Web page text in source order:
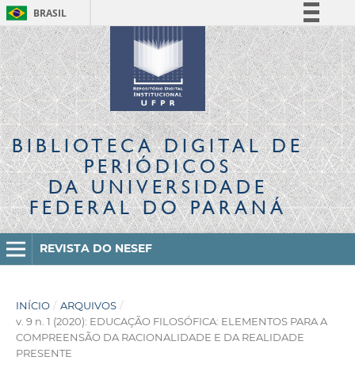
BRASIL
Simplifique!
Comunica BR
Participe
Acesso à informação
Legislação
Canais
BIBLIOTECA DIGITALDE
PERIÓDICOS
DA UNIVERSIDADE
FEDERAL DO PARANÁ
REVISTA DO NESEF
INÍCIO / ARQUIVOS /
v. 9 n. 1 (2020): EDUCAÇÃO FILOSÓFICA: ELEMENTOS PARA A
COMPREENSÃO DA RACIONALIDADE E DA REALIDADE
PRESENTE